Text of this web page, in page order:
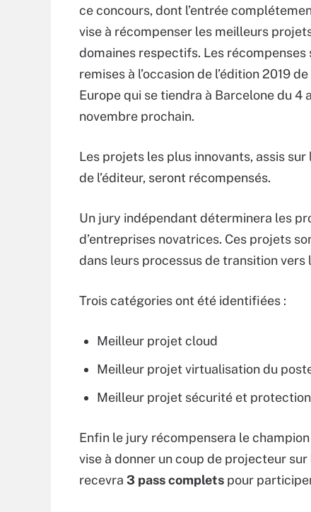
ce concours, dont l’entrée
vise à récompenser les meilleurs
domaines respectifs. Les récompenses
remises à l’occasion de l’édition 2019
Europe qui se tiendra à Barcelone du 4
novembre prochain.
Les projets les plus innovants, assis
de l’éditeur, seront récompensés.
Un jury indépendant déterminera les
d’entreprises novatrices. Ces projets
dans leurs processus de transition vers
Trois catégories ont été identifiées :
Meilleur projet cloud
Meilleur projet virtualisation du
Meilleur projet sécurité et
Enfin le jury récompensera le
vise à donner un coup de projecteur
recevra 3 pass complets pour